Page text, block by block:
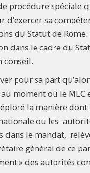
procédure spéciale
d’exercer sa
du Statut de
dans le cadre du
conseil.
pour sa part
moment où le
la manière
ou les
dans le mandat,
général de ce
» des autorités